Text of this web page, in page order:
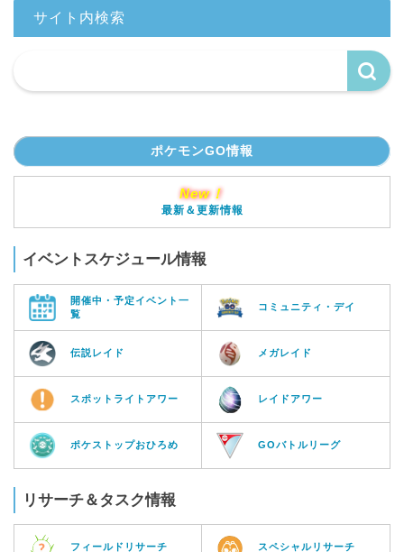
サイト内検索
ポケモンGO情報
New！
最新＆更新情報
イベントスケジュール情報
開催中・予定イベント一
覧
コミュニティ・デイ
伝説レイド メガレイド
スポットライトアワー レイドアワー
ポケストップおひろめ GOバトルリーグ
リサーチ＆タスク情報
フィールドリサーチ スペシャルリサーチ